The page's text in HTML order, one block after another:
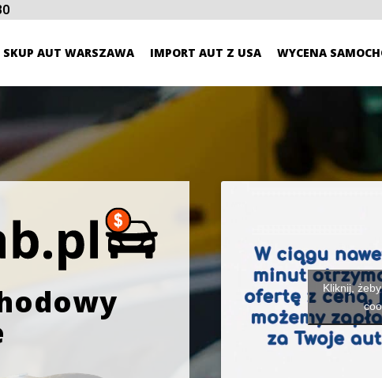
SKUP AUT WARSZAWA IMPORT AUT Z USA WYCENA
Kliknij,